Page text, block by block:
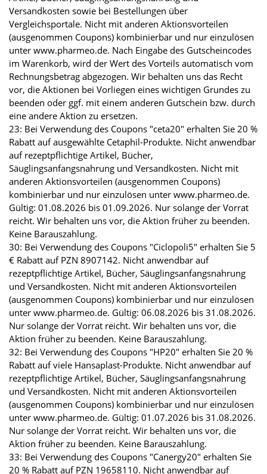
Versandkosten sowie bei Bestellungen über
Vergleichsportale. Nicht mit anderen Aktionsvorteilen
(ausgenommen Coupons) kombinierbar und nur einzulösen
unter www.pharmeo.de. Nach Eingabe des Gutscheincodes
im Warenkorb, wird der Wert des Vorteils automatisch vom
Rechnungsbetrag abgezogen. Wir behalten uns das Recht
vor, die Aktionen bei Vorliegen eines wichtigen Grundes zu
beenden oder ggf. mit einem anderen Gutschein bzw. durch
eine andere Aktion zu ersetzen.
23: Bei Verwendung des Coupons "ceta20" erhalten Sie 20 %
Rabatt auf ausgewählte Cetaphil-Produkte. Nicht anwendbar
auf rezeptpflichtige Artikel, Bücher,
Säuglingsanfangsnahrung und Versandkosten. Nicht mit
anderen Aktionsvorteilen (ausgenommen Coupons)
kombinierbar und nur einzulösen unter www.pharmeo.de.
Gültig: 01.08.2026 bis 01.09.2026. Nur solange der Vorrat
reicht. Wir behalten uns vor, die Aktion früher zu beenden.
Keine Barauszahlung.
30: Bei Verwendung des Coupons "Ciclopoli5" erhalten Sie 5
€ Rabatt auf PZN 8907142. Nicht anwendbar auf
rezeptpflichtige Artikel, Bücher, Säuglingsanfangsnahrung
und Versandkosten. Nicht mit anderen Aktionsvorteilen
(ausgenommen Coupons) kombinierbar und nur einzulösen
unter www.pharmeo.de. Gültig: 06.08.2026 bis 31.08.2026.
Nur solange der Vorrat reicht. Wir behalten uns vor, die
Aktion früher zu beenden. Keine Barauszahlung.
32: Bei Verwendung des Coupons "HP20" erhalten Sie 20 %
Rabatt auf viele Hansaplast-Produkte. Nicht anwendbar auf
rezeptpflichtige Artikel, Bücher, Säuglingsanfangsnahrung
und Versandkosten. Nicht mit anderen Aktionsvorteilen
(ausgenommen Coupons) kombinierbar und nur einzulösen
unter www.pharmeo.de. Gültig: 01.07.2026 bis 31.08.2026.
Nur solange der Vorrat reicht. Wir behalten uns vor, die
Aktion früher zu beenden. Keine Barauszahlung.
33: Bei Verwendung des Coupons "Canergy20" erhalten Sie
20 % Rabatt auf PZN 19658110. Nicht anwendbar auf